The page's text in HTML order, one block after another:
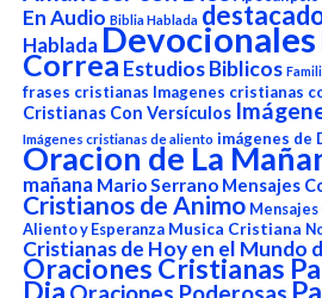
En Audio Biblia Hablada
HabladaDevocionales
Correa Estudios Biblicos
frases cristianas Imagenes cristianas
Cristianas Con Versículos
Imágenes cristianas de aliento imágenes de
Oracion de La
mañana Mario Serrano Mensajes
Cristianos de Animo
Aliento y Esperanza Musica Cristiana
Cristianas de Hoy en el Mundo
Oraciones Cristianas
DiaOraciones Poderosas